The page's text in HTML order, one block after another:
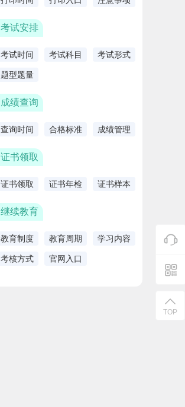
考试安排
考试时间 考试科目 考试形式
题型题量
成绩查询
查询时间 合格标准 成绩管理
证书领取
证书领取 证书年检 证书样本
继续教育
教育制度 教育周期 学习内容
考核方式 官网入口
TOP